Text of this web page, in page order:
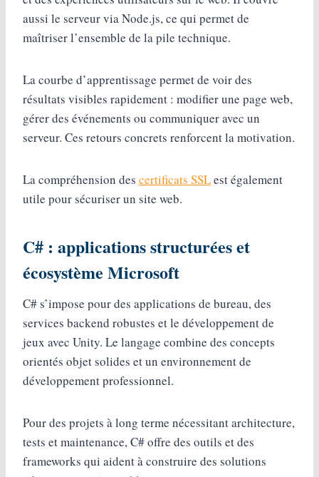
aussi le serveur via Node.js, ce qui permet de
maîtriser l’ensemble de la pile technique.
La courbe d’apprentissage permet de voir des
résultats visibles rapidement : modifier une page web,
gérer des événements ou communiquer avec un
serveur. Ces retours concrets renforcent la motivation.
La compréhension des certificats SSLest également
utile pour sécuriser un site web.
C# : applications structurées et
écosystème Microsoft
C# s’impose pour des applications de bureau, des
services backend robustes et le développement de
jeux avec Unity. Le langage combine des concepts
orientés objet solides et un environnement de
développement professionnel.
Pour des projets à long terme nécessitant architecture,
tests et maintenance, C# offre des outils et des
frameworks qui aident à construire des solutions